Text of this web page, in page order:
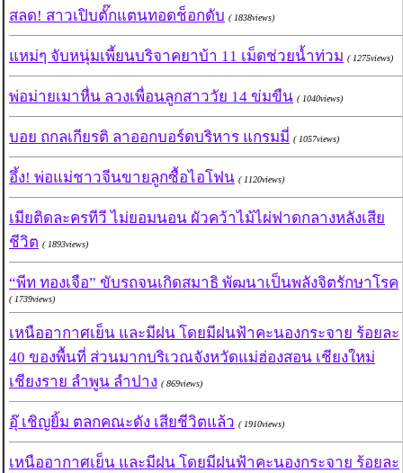
สลด! สาวเปิบตั๊กแตนทอดช็อกดับ ( 1838views)
แหม่ๆ จับหนุ่มเพี้ยนบริจาคยาบ้า 11 เม็ดช่วยน้ำท่วม ( 1275views)
พ่อม่ายเมาหื่น ลวงเพื่อนลูกสาววัย 14 ข่มขืน ( 1040views)
บอย ถกลเกียรติ ลาออกบอร์ดบริหาร แกรมมี่ ( 1057views)
อึ้ง! พ่อแม่ชาวจีนขายลูกซื้อไอโฟน ( 1120views)
เมียติดละครทีวี ไม่ยอมนอน ผัวคว้าไม้ไผ่ฟาดกลางหลังเสีย
ชีวิต ( 1893views)
“พีท ทองเจือ” ขับรถจนเกิดสมาธิ พัฒนาเป็นพลังจิตรักษาโรค
( 1739views)
เหนืออากาศเย็น และมีฝน โดยมีฝนฟ้าคะนองกระจาย ร้อยละ
40 ของพื้นที่ ส่วนมากบริเวณจังหวัดแม่ฮ่องสอน เชียงใหม่
เชียงราย ลำพูน ลำปาง ( 869views)
อุ๊ เชิญยิ้ม ตลกคณะดัง เสียชีวิตแล้ว ( 1910views)
เหนืออากาศเย็น และมีฝน โดยมีฝนฟ้าคะนองกระจาย ร้อยละ